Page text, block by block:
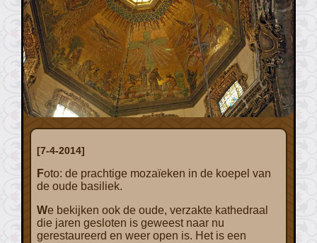
[7-4-2014]
Foto: de prachtige mozaïeken in de koepel van
de oude basiliek.
We bekijken ook de oude, verzakte kathedraal
die jaren gesloten is geweest naar nu
gerestaureerd en weer open is. Het is een